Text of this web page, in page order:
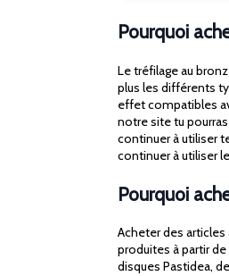
Pourquoi
Le tréfilage au
plus les différents
effet compatibles
notre site tu
continuer à utiliser
continuer à utiliser
Pourquoi
Acheter des articles
produites à partir
disques Pastidea,